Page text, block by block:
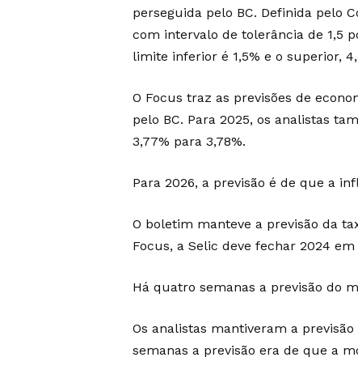
perseguida pelo BC. Definida pelo
com intervalo de tolerância de 1,5
limite inferior é 1,5% e o superior,
O Focus traz as previsões de
pelo BC. Para 2025, os analistas
3,77% para 3,78%.
Para 2026, a previsão é de que a
O boletim manteve a previsão da
Focus, a Selic deve fechar 2024
Há quatro semanas a previsão do
Os analistas mantiveram a
semanas a previsão era de que a